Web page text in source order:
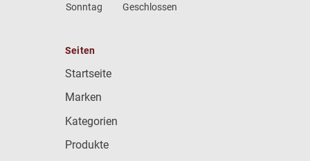
Sonntag
Geschlossen
Seiten
Startseite
Marken
Kategorien
Produkte